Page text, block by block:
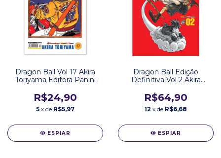
Dragon Ball Vol 17 Akira
Toriyama Editora Panini
R$24,90
5 x de R$5,97
ESPIAR
Dragon Ball Edição
Definitiva Vol 2 Akira
R$64,90
12 x de R$6,68
ESPIAR